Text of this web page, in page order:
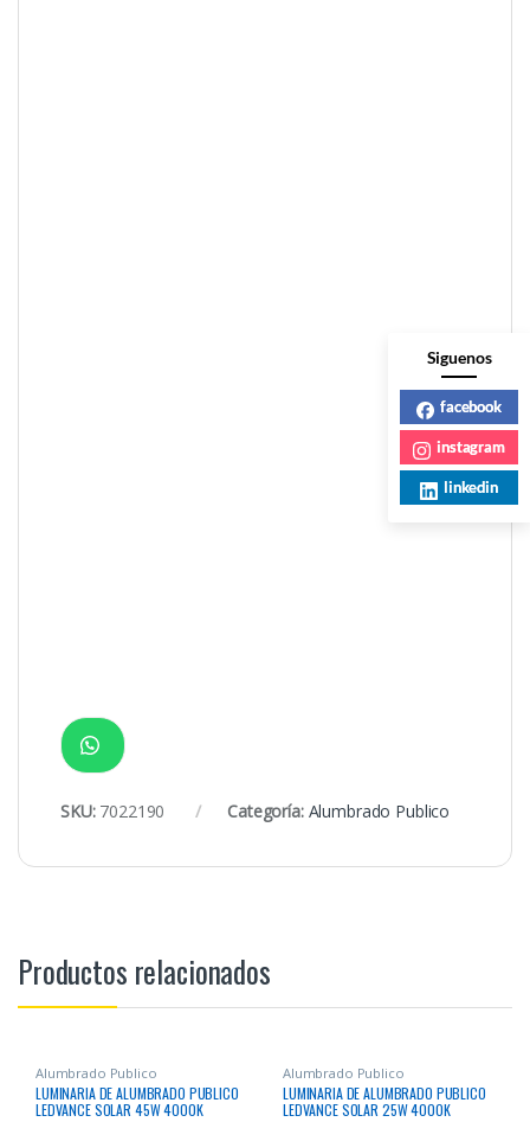
SKU: 7022190 Categoría: Alumbrado Publico
Productos relacionados
Alumbrado Publico
LUMINARIA DE ALUMBRADO PUBLICO
LEDVANCE SOLAR 45W 4000K
Alumbrado Publico
LUMINARIA DE ALUMBRADO PUBLICO
LEDVANCE SOLAR 25W 4000K
Siguenos
facebook
instagram
linkedin